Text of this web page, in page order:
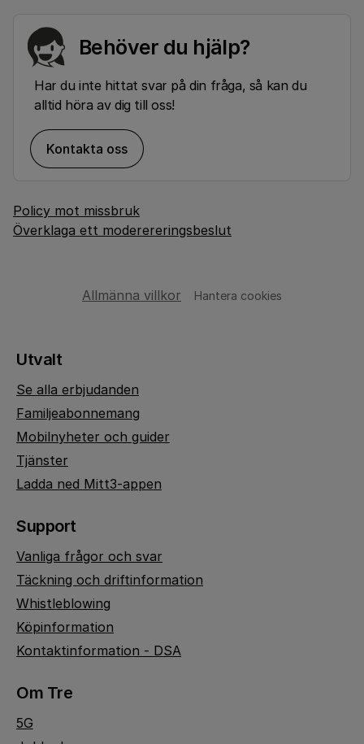
Behöver du hjälp?
Har du inte hittat svar på din fråga, så kan du
alltid höra av dig till oss!
Kontakta oss
Policy mot missbruk
Överklaga ett moderereringsbeslut
Allmänna villkor Hantera cookies
Utvalt
Se alla erbjudanden
Familjeabonnemang
Mobilnyheter och guider
Tjänster
Ladda ned Mitt3-appen
Support
Vanliga frågor och svar
Täckning och driftinformation
Whistleblowing
Köpinformation
Kontaktinformation - DSA
Om Tre
5G